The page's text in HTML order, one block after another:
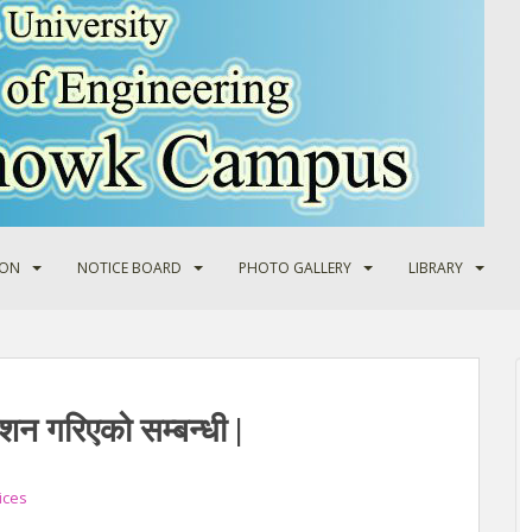
NOTICE BOARD PHOTO GALLERY LIBRARY
गरिएको सम्बन्धी |